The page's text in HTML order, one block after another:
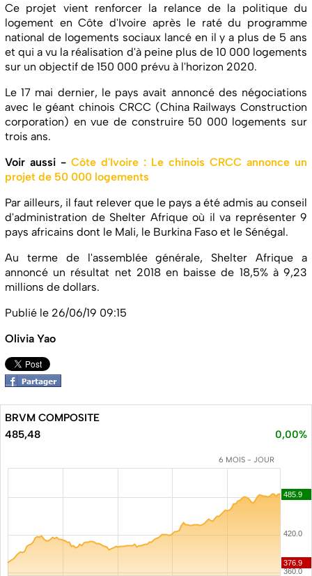
Ce projet vient renforcer la relance de la politique du
logement en Côte d'Ivoire après le raté du programme
national de logements sociaux lancé en il y a plus de 5 ans
et qui a vu la réalisation d'à peine plus de 10 000 logements
sur un objectif de 150 000 prévu à l'horizon 2020.
Le 17 mai dernier, le pays avait annoncé des négociations
avec le géant chinois CRCC (China Railways Construction
corporation) en vue de construire 50 000 logements sur
trois ans.
Voir aussi - Côte d'Ivoire : Le chinois CRCC annonce un
projet de 50 000 logements
Par ailleurs, il faut relever que le pays a été admis au conseil
d'administration de Shelter Afrique où il va représenter 9
pays africains dont le Mali, le Burkina Faso et le Sénégal.
Au terme de l'assemblée générale, Shelter Afrique a
annoncé un résultat net 2018 en baisse de 18,5% à 9,23
millions de dollars.
Publié le 26/06/19 09:15
Olivia Yao
BRVM COMPOSITE
485,48
0,00%
6 MOIS - JOUR